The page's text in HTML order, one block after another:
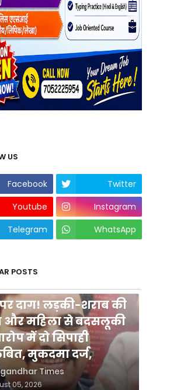
US
Facebook
Twitter
Youtube
Instagram
Telegram
WhatsApp
POSTS
पर दाग! लड़की-शराब की
और महिला से बदसलूकी
में दो सिपाही
मुकदमा दर्ज,
Times
05, 2026